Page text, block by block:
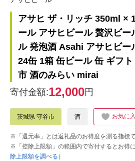
アサヒ ザ・リッチ 350ml ×
ール アサヒビール 贅沢ビー
ル 発泡酒 Asahi アサヒビ
24缶 1箱 缶ビール 缶 ギフ
市 酒のみらい mirai
寄付金額:12,000円
茨城県 守谷市 酒 お気に
※「還元率」とは返礼品のお得度を測る指標
※「控除上限額」の範囲内で寄付するとお得
除上限額を調べる）